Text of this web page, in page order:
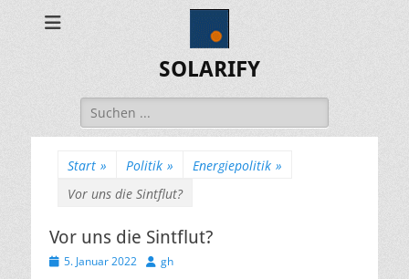
SOLARIFY
Suchen
nach:
Start » Politik » Energiepolitik »
Vor uns die Sintflut?
Vor uns die Sintflut?
Veröffentlicht
5. Januar 2022 Autor
gh